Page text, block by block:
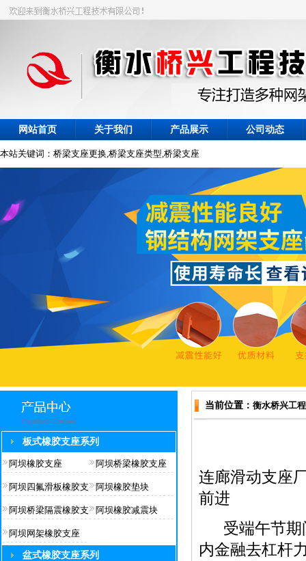
网站首页 关于我们 产品展示 公司动态
本站关键词：桥梁支座更换,桥梁支座类型,桥梁支座
板式橡胶支座系列
阿坝橡胶支座 阿坝桥梁橡胶支座
阿坝四氟滑板橡胶支 阿坝橡胶垫块
阿坝桥梁隔震橡胶支 阿坝橡胶减震块
阿坝网架橡胶支座
盆式橡胶支座系列
当前位置： 衡水桥兴工
连廊滑动支座
前进
受端午节期
内金融去杠杆